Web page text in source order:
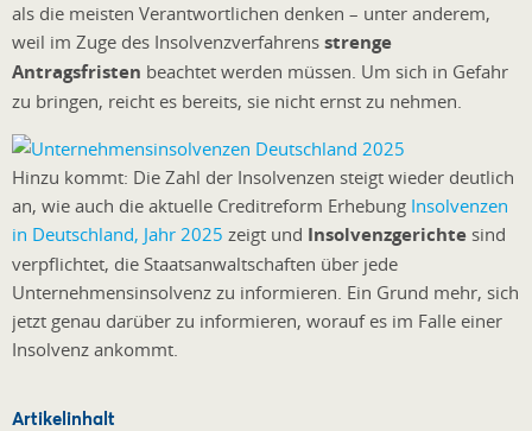
als die meisten Verantwortlichen denken – unter anderem,
weil im Zuge des Insolvenzverfahrens strenge
Antragsfristen beachtet werden müssen. Um sich in Gefahr
zu bringen, reicht es bereits, sie nicht ernst zu nehmen.
Hinzu kommt: Die Zahl der Insolvenzen steigt wieder deutlich
an, wie auch die aktuelle Creditreform Erhebung Insolvenzen
in Deutschland, Jahr 2025 zeigt und Insolvenzgerichte sind
verpflichtet, die Staatsanwaltschaften über jede
Unternehmensinsolvenz zu informieren. Ein Grund mehr, sich
jetzt genau darüber zu informieren, worauf es im Falle einer
Insolvenz ankommt.
Artikelinhalt